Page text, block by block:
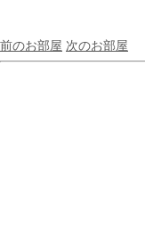
前のお部屋 次のお部屋